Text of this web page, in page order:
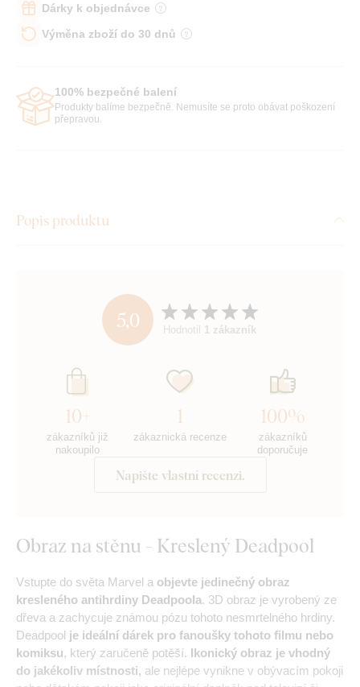
Dárky k objednávce
Výměna zboží do 30 dnů
100% bezpečné balení
Produkty balíme bezpečně. Nemusíte se proto obávat poškození
přepravou.
Popis produktu
5,0 Hodnotil 1 zákazník
10+
zákazníků již
nakoupilo
1
zákaznická recenze
100%
zákazníků
doporučuje
Napište vlastní recenzi.
Obraz na stěnu - Kreslený Deadpool
Vstupte do světa Marvel a objevte jedinečný obraz
kresleného antihrdiny Deadpoola. 3D obraz je vyrobený ze
dřeva a zachycuje známou pózu tohoto nesmrtelného hrdiny.
Deadpool je ideální dárek pro fanoušky tohoto filmu nebo
komiksu, který zaručeně potěší. Ikonický obraz je vhodný
do jakékoliv místnosti, ale nejlépe vynikne v obývacím pokoji